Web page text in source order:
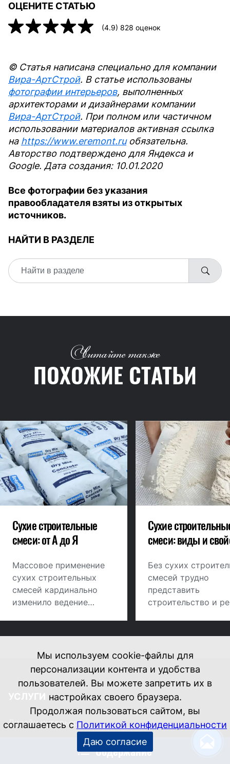
ОЦЕНИТЕ СТАТЬЮ
(4.9) 828 оценок
© Статья написана специально для компании
Вира-АртСтрой. В статье использованы
фотографии интерьеров, выполненных
архитекторами и дизайнерами компании
Вира-АртСтрой. При полном или частичном
использовании материалов активная ссылка
на https://www.eremont.ruобязательна.
Авторство подтверждено для Яндекса и
Google. Дата создания: 10.01.2020
Все фотографии без указания
правообладателя взяты из открытых
источников.
НАЙТИ В РАЗДЕЛЕ
Содержание
Читайте также
ПОХОЖИЕ СТАТЬИ
Сухие строительные
смеси: от А до Я
Массовое применение
сухих строительных
смесей кардинально
изменило ведение
песка и цемента,
которую готовили
прямо на объекте перед
началом работ часто "на
глазок", строители
используют продукт
наукоемких технологий
- сухие смеси,
приготовленные в
Сухие
смеси: виды и
Без сухих
смесей трудно
представить
строительство и
выравнивание
стен, упростит
финишную отделку
наклейку кафеля.
УСЛУГИ
Дизайн интерьера
Мы используем cookie-файлы для
персонализации контента и удобства
пользователей. Вы можете запретить их в
настройках своего браузера.
Продолжая пользоваться сайтом, вы
соглашаетесь с Политикой конфиденциальности
Даю согласие